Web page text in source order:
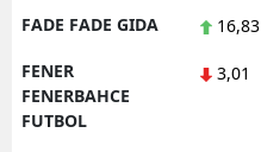
FADE FADE GIDA 16,83
FENER
FENERBAHCE
FUTBOL
3,01